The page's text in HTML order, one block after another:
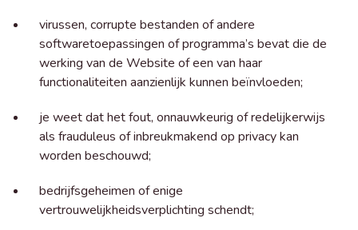
virussen, corrupte bestanden of andere
softwaretoepassingen of programma’s bevat die de
werking van de Website of een van haar
functionaliteiten aanzienlijk kunnen beïnvloeden;
je weet dat het fout, onnauwkeurig of redelijkerwijs
als frauduleus of inbreukmakend op privacy kan
worden beschouwd;
bedrijfsgeheimen of enige
vertrouwelijkheidsverplichting schendt;